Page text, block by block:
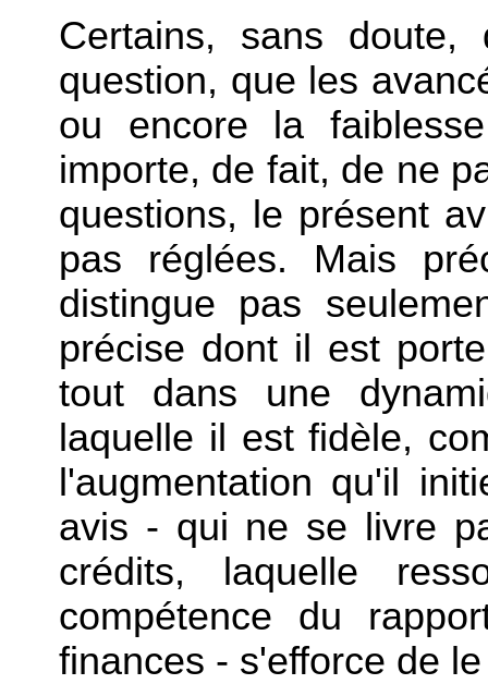
Certains, sans
question, que les
ou encore la
importe, de fait, de ne
questions, le présent
pas réglées. Mais
distingue pas
précise dont il est
tout dans une
laquelle il est fidèle,
l'augmentation qu'il
avis - qui ne se livre
crédits, laquelle
compétence du
finances - s'efforce de